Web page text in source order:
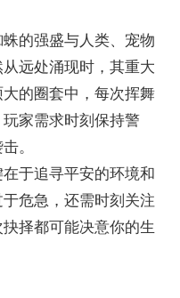
的强盛与人类、宠物
远处涌现时，其重大
的圈套中，每次挥舞
家需求时刻保持警
。
于追寻平安的环境和
危急，还需时刻关注
择都可能决意你的生